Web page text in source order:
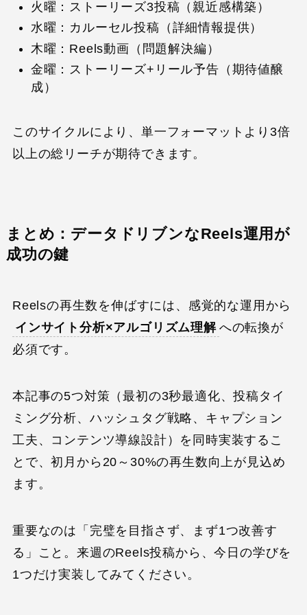
火曜：ストーリーズ3投稿（親近感構築）
水曜：カルーセル投稿（詳細情報提供）
木曜：Reels動画（問題解決編）
金曜：ストーリーズ+リール予告（期待値醸
成）
このサイクルにより、単一フォーマットより3倍
以上の総リーチが期待できます。
まとめ：データドリブンなReels運用が
成功の鍵
Reelsの再生数を伸ばすには、感覚的な運用から
インサイト分析×アルゴリズム理解 への転換が
必須です。
本記事の5つ対策（最初の3秒最適化、投稿タイ
ミング分析、ハッシュタグ戦略、キャプション
工夫、コンテンツ導線設計）を同時実装するこ
とで、初月から20～30%の再生数向上が見込め
ます。
重要なのは「完璧を目指さず、まず1つ改善す
る」こと。来週のReels投稿から、今日の学びを
1つだけ実装してみてください。